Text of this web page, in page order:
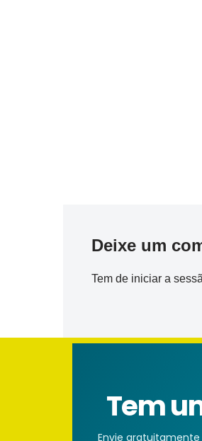
Deixe um
Tem de iniciar a
Tem
Envie